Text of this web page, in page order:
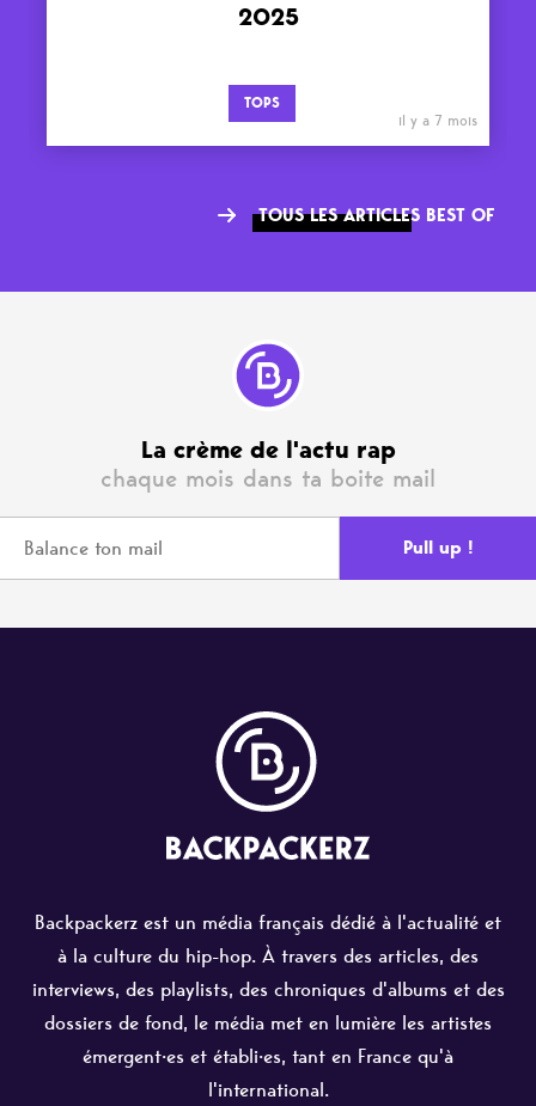
2025
TOPS
il y a 7 mois
TOUS LES ARTICLES BEST OF
La crème de l'actu rap
chaque mois dans ta boite mail
Backpackerz est un média français dédié à l'actualité et
à la culture du hip-hop. À travers des articles, des
interviews, des playlists, des chroniques d'albums et des
dossiers de fond, le média met en lumière les artistes
émergent·es et établi·es, tant en France qu'à
l'international.